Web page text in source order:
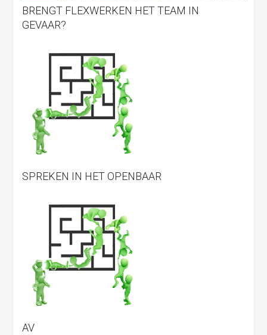
BRENGT FLEXWERKEN HET TEAM IN
GEVAAR?
SPREKEN IN HET OPENBAAR
AV